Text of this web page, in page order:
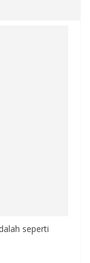
seperti